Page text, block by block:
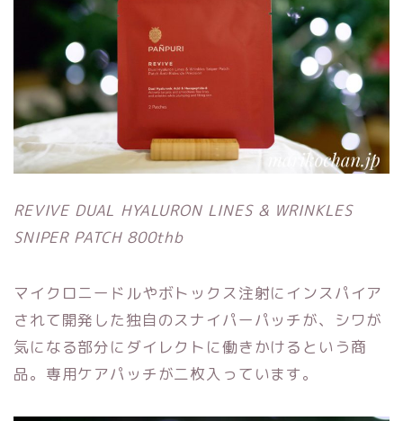
REVIVE DUAL HYALURON LINES & WRINKLES
SNIPER PATCH 800thb
マイクロニードルやボトックス注射にインスパイア
されて開発した独自のスナイパーパッチが、シワが
気になる部分にダイレクトに働きかけるという商
品。専用ケアパッチが二枚入っています。